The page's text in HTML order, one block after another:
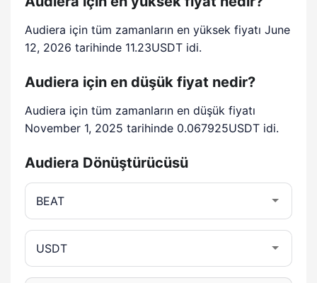
Audiera için tüm zamanların en yüksek fiyatı June
12, 2026 tarihinde 11.23USDT idi.
Audiera için en düşük fiyat nedir?
Audiera için tüm zamanların en düşük fiyatı
November 1, 2025 tarihinde 0.067925USDT idi.
Audiera Dönüştürücüsü